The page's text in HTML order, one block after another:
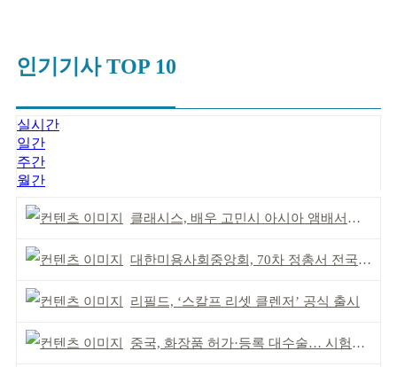
인기기사 TOP 10
실시간
일간
주간
월간
클래시스, 배우 고민시 아시아 앰배서더로 선정
대한미용사회중앙회, 70차 정총서 전국 회원 단결 다짐
리필드, ‘스칼프 리셋 클렌저’ 공식 출시
중국, 화장품 허가·등록 대수술… 시험자료 공용 허용